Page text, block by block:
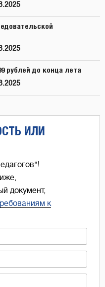
рублей до конца лета
ИЛИ
документ,
к